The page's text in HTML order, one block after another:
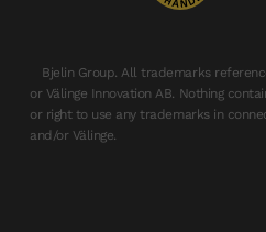
Bjelin Group. All trademarks
or Välinge Innovation AB. Nothing
or right to use any trademarks in
and/or Välinge.